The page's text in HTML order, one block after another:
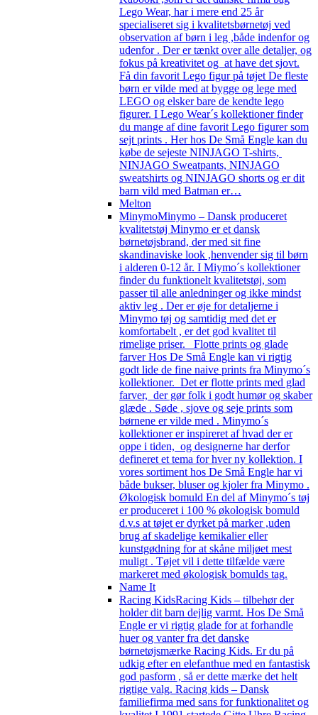
Lego Wear, har i mere end 25 år
specialiseret sig i kvalitetsbørnetøj ved
observation af børn i leg ,både indenfor og
udenfor . Der er tænkt over alle detaljer, og
fokus på kreativitet og at have det sjovt.
Få din favorit Lego figur på tøjet De fleste
børn er vilde med at bygge og lege med
LEGO og elsker bare de kendte lego
figurer. I Lego Wear´s kollektioner finder
du mange af dine favorit Lego figurer som
sejt prints . Her hos De Små Engle kan du
købe de sejeste NINJAGO T-shirts,
NINJAGO Sweatpants, NINJAGO
sweatshirts og NINJAGO shorts og er dit
barn vild med Batman er…
Melton
MinymoMinymo – Dansk produceret
kvalitetstøj Minymo er et dansk
børnetøjsbrand, der med sit fine
skandinaviske look ,henvender sig til børn
i alderen 0-12 år. I Miymo´s kollektioner
finder du funktionelt kvalitetstøj, som
passer til alle anledninger og ikke mindst
aktiv leg . Der er øje for detaljerne i
Minymo tøj og samtidig med det er
komfortabelt , er det god kvalitet til
rimelige priser. Flotte prints og glade
farver Hos De Små Engle kan vi rigtig
godt lide de fine naive prints fra Minymo´s
kollektioner. Det er flotte prints med glad
farver, der gør folk i godt humør og skaber
glæde . Søde , sjove og seje prints som
børnene er vilde med . Minymo´s
kollektioner er inspireret af hvad der er
oppe i tiden, og designerne har derfor
defineret et tema for hver ny kollektion. I
vores sortiment hos De Små Engle har vi
både bukser, bluser og kjoler fra Minymo .
Økologisk bomuld En del af Minymo´s tøj
er produceret i 100 % økologisk bomuld
d.v.s at tøjet er dyrket på marker ,uden
brug af skadelige kemikalier eller
kunstgødning for at skåne miljøet mest
muligt . Tøjet vil i dette tilfælde være
markeret med økologisk bomulds tag.
Name It
Racing KidsRacing Kids – tilbehør der
holder dit barn dejlig varmt. Hos De Små
Engle er vi rigtig glade for at forhandle
huer og vanter fra det danske
børnetøjsmærke Racing Kids. Er du på
udkig efter en elefanthue med en fantastisk
god pasform , så er dette mærke det helt
rigtige valg. Racing kids – Dansk
familiefirma med sans for funktionalitet og